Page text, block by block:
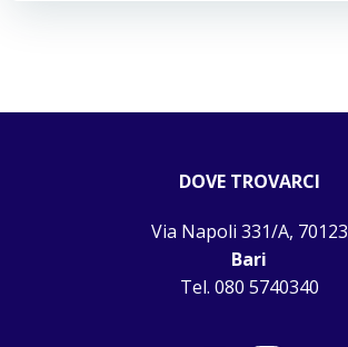
DOVE TROVARCI
Via Napoli 331/A, 70123
Bari
Tel. 080 5740340